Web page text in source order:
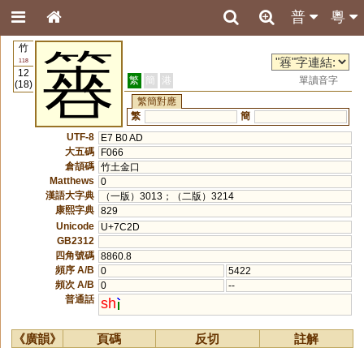
粵
普
竹
118
12
(18)
簭 繁 簡 港
單讀音字
繁簡對應
繁
簡
UTF-8
E7 B0 AD
大五碼
F066
倉頡碼 竹土金口
Matthews
0
漢語大字典
（一版）3013；（二版）3214
康熙字典 829
Unicode
U+7C2D
GB2312
四角號碼 8860.8
頻序 A/B
0
5422
頻次 A/B
0
--
普通話 sh
《廣韻》 頁碼 反切
註解